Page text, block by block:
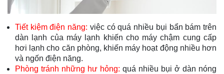
Tiết kiệm điện năng: việc có quá nhiều bụi bẩn bám trên
dàn lạnh của máy lạnh khiến cho máy chậm cung cấp
hơi lạnh cho căn phòng, khiến máy hoạt động nhiều hơn
và ngốn điện năng.
Phòng tránh những hư hỏng: quá nhiều bụi ở dàn nóng